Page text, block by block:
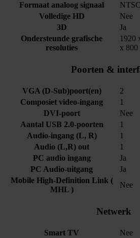
Formaat analoog signaal
Volledige HD
Nee
3D
Ja
Ondersteunde grafische
resoluties
1920
x
Poorten &
VGA (D-Sub)poort(en)
2
Composiet video-ingang
1
DVI-poort
Nee
Aantal USB 2.0-poorten
1
Audio-ingang (L, R)
1
Audio (L,R) out
1
PC audio ingang
Ja
PC Audio-uitgang
Ja
Mobile High-Definition Link (
MHL )
Nee
Netwerk
Smart TV
Nee